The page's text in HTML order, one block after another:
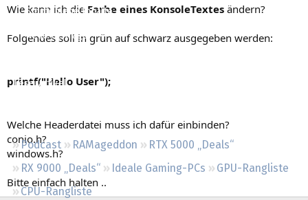
Empfohlene Inhalte
Neue Beiträge
Leserartikel
Podcast RAMageddon
RTX 5000 „Deals“
RX 9000 „Deals“
Ideale Gaming-PCs
GPU-Rangliste
CPU-Rangliste
Wie kann ich die Farbe eines KonsoleTextes ändern?
Folgendes soll in grün auf schwarz ausgegeben werden:
printf("Hello User");
Welche Headerdatei muss ich dafür einbinden?
conio.h?
windows.h?
Bitte einfach halten ..